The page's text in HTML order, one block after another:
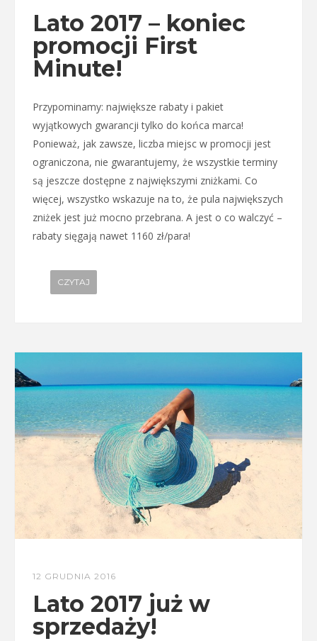
Lato 2017 – koniec
promocji First
Minute!
Przypominamy: największe rabaty i pakiet
wyjątkowych gwarancji tylko do końca marca!
Ponieważ, jak zawsze, liczba miejsc w promocji jest
ograniczona, nie gwarantujemy, że wszystkie terminy
są jeszcze dostępne z największymi zniżkami. Co
więcej, wszystko wskazuje na to, że pula największych
zniżek jest już mocno przebrana. A jest o co walczyć –
rabaty sięgają nawet 1160 zł/para!
CZYTAJ
12 GRUDNIA 2016
Lato 2017 już w
sprzedaży!